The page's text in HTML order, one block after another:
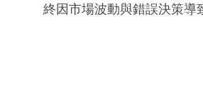
終因市場波動與錯誤決策導